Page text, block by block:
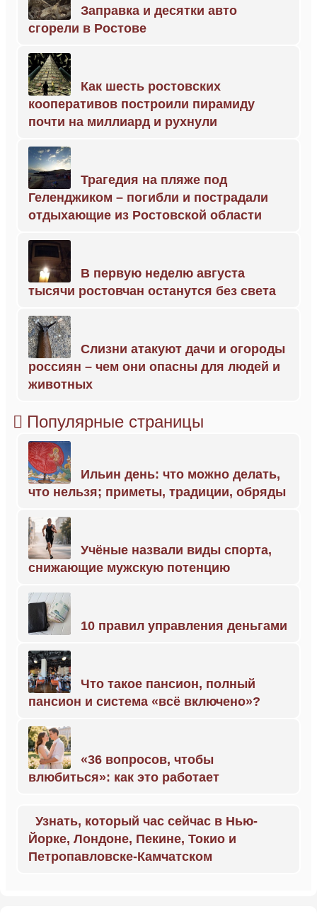
Заправка и десятки авто
сгорели в Ростове
Как шесть ростовских
кооперативов построили пирамиду
почти на миллиард и рухнули
Трагедия на пляже под
Геленджиком – погибли и пострадали
отдыхающие из Ростовской области
В первую неделю августа
тысячи ростовчан останутся без света
Слизни атакуют дачи и огороды
россиян – чем они опасны для людей и
животных
Популярные страницы
Ильин день: что можно делать,
что нельзя; приметы, традиции, обряды
Учёные назвали виды спорта,
снижающие мужскую потенцию
10 правил управления деньгами
Что такое пансион, полный
пансион и система «всё включено»?
«36 вопросов, чтобы
влюбиться»: как это работает
Узнать, который час сейчас в Нью-
Йорке, Лондоне, Пекине, Токио и
Петропавловске-Камчатском